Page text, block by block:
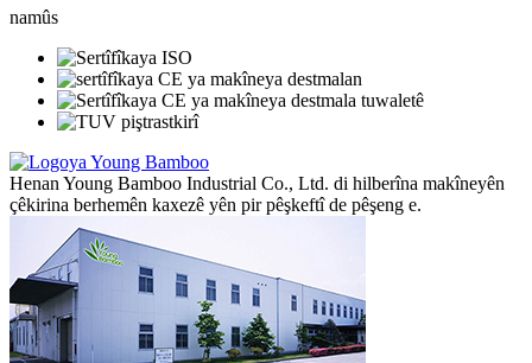
namûs
Henan Young Bamboo Industrial Co., Ltd. di hilberîna makîneyên
çêkirina berhemên kaxezê yên pir pêşkeftî de pêşeng e.